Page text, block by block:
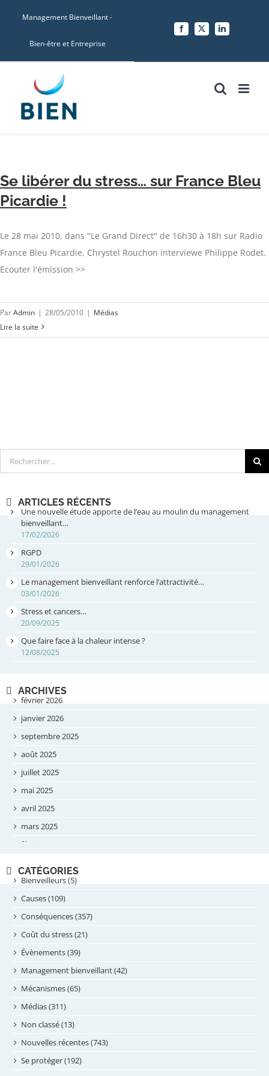
Management Bienveillant -
Bien-être et Entreprise
Facebook
X LinkedIn
Se libérer du stress… sur France Bleu
Picardie !
Le 28 mai 2010, dans "Le Grand Direct" de 16h30 à 18h sur Radio
France Bleu Picardie, Chrystel Rouchon interviewe Philippe Rodet.
Ecouter l'émission >>
ParAdmin | 28/05/2010 | Médias
Lire la suite
Rechercher
ARTICLES RÉCENTS
Une nouvelle étude apporte de l’eau au moulin du management
bienveillant…
17/02/2026
RGPD
29/01/2026
Le management bienveillant renforce l’attractivité…
03/01/2026
Stress et cancers…
20/09/2025
Que faire face à la chaleur intense ?
12/08/2025
ARCHIVES
février 2026
janvier 2026
septembre 2025
août 2025
juillet 2025
mai 2025
avril 2025
mars 2025
février 2025
septembre 2024
août 2024
juillet 2024
juin 2024
mai 2024
avril 2024
février 2024
janvier 2024
novembre 2023
octobre 2023
septembre 2023
CATÉGORIES
Bienveilleurs (5)
Causes (109)
Conséquences (357)
Coût du stress (21)
Évènements (39)
Management bienveillant (42)
Mécanismes (65)
Médias (311)
Non classé (13)
Nouvelles récentes (743)
Se protéger (192)